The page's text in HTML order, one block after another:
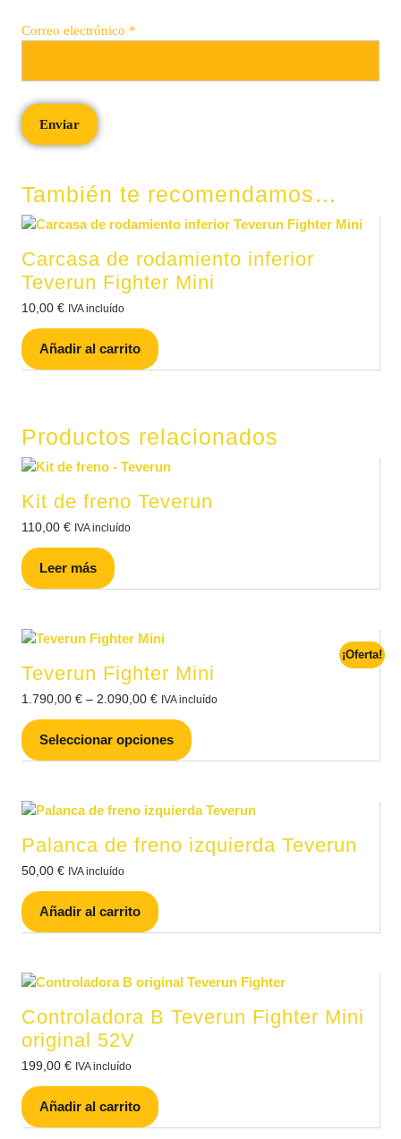
Correo electrónico *
También te recomendamos…
Carcasa de rodamiento inferior
Teverun Fighter Mini
10,00 € IVA incluído
Añadir al carrito
Productos relacionados
Kit de freno Teverun
110,00 € IVA incluído
Leer más
¡Oferta!
Teverun Fighter Mini
1.790,00 € – 2.090,00 € IVA incluído
Seleccionar opciones
Palanca de freno izquierda Teverun
50,00 € IVA incluído
Añadir al carrito
Controladora B Teverun Fighter Mini
original 52V
199,00 € IVA incluído
Añadir al carrito